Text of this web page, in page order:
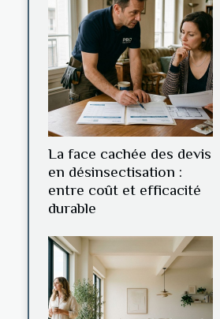
La face cachée des devis
en désinsectisation :
entre coût et efficacité
durable